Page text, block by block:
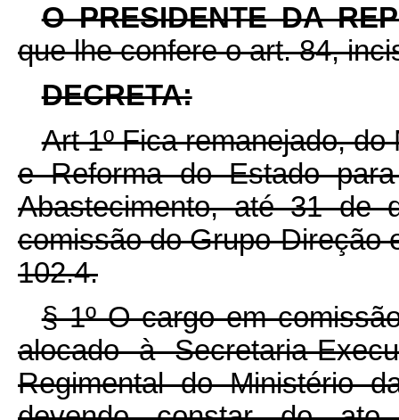
O PRESIDENTE DA
que lhe confere o art. 84,
DECRETA:
Art 1º Fica remanejado,
e Reforma do Estado
Abastecimento, até 31 de
comissão do Grupo-Direção
102.4.
§ 1º O cargo em
alocado à Secretaria-
Regimental do Ministério